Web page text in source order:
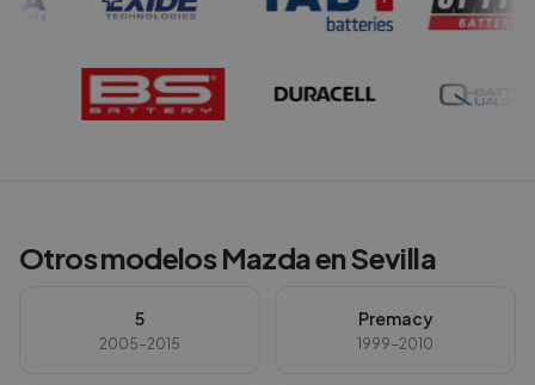
Otros modelosMazdaenSevilla
5
2005-2015
Premacy
1999-2010